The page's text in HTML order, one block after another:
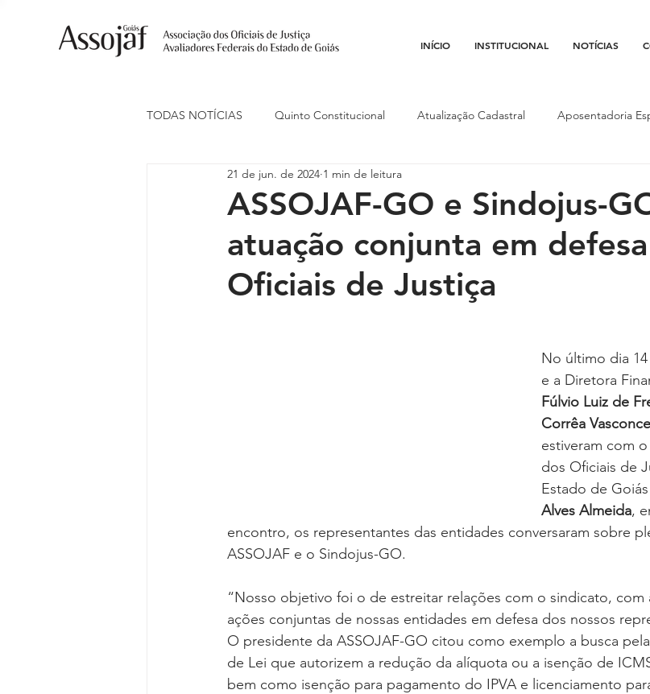
INÍCIO INSTITUCIONAL NOTÍCIAS
TODAS NOTÍCIAS Quinto Constitucional Atualização Cadastral Aposentadoria
Ações Judiciais Carreira Conojaf
Indenização de Transporte Isenção Fiscal Justiça do Trabalho
Opinião
ASSOJAF-GO e Sindojus-
atuação conjunta em
Oficiais de Justiça
21 de jun. de 2024 1 min de leitura
No último dia
e a Diretora
Fúlvio Luiz de
Corrêa
estiveram com
dos Oficiais de
Estado de Goiás
Alves Almeida,
encontro, os representantes das entidades conversaram sobre
ASSOJAF e o Sindojus-GO.
“Nosso objetivo foi o de estreitar relações com o sindicato,
ações conjuntas de nossas entidades em defesa dos nossos
O presidente da ASSOJAF-GO citou como exemplo a busca
de Lei que autorizem a redução da alíquota ou a isenção de
bem como isenção para pagamento do IPVA e licenciamento